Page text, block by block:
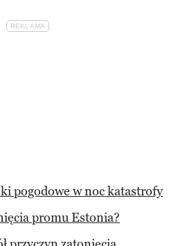
pogodowe w noc katastrofy
promu Estonia?